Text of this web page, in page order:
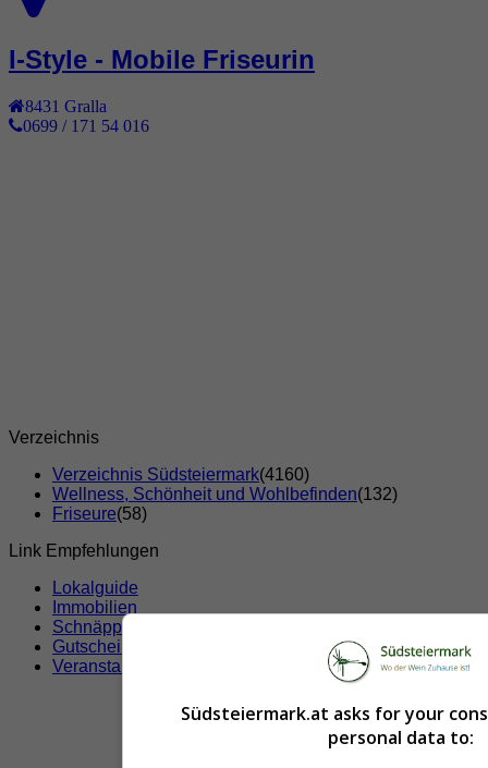
I-Style - Mobile Friseurin
8431 Gralla
0699 / 171 54 016
Verzeichnis
Verzeichnis Südsteiermark(4160)
Wellness, Schönheit und Wohlbefinden(132)
Friseure(58)
Link Empfehlungen
Lokalguide
Immobilien
Schnäppchen
Gutscheine & Rabatte
Veranstaltungen
Südsteiermark.at asks for your
personal data to: